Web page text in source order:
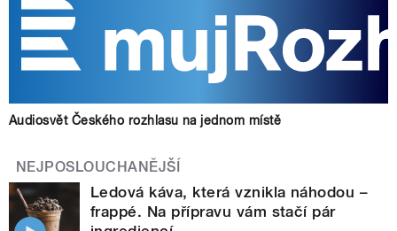
Audiosvět Českého rozhlasu na jednom místě
NEJPOSLOUCHANĚJŠÍ
Ledová káva, která vznikla náhodou –
frappé. Na přípravu vám stačí pár